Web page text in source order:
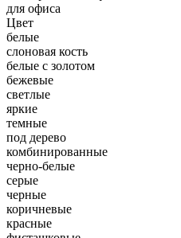
для офиса
Цвет
белые
слоновая кость
белые с золотом
бежевые
светлые
яркие
темные
под дерево
комбинированные
черно-белые
серые
черные
коричневые
красные